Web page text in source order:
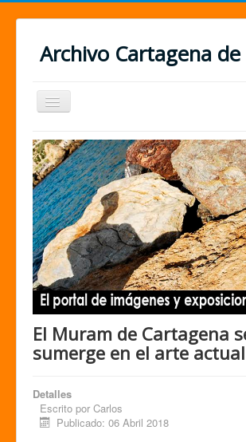
Archivo Cartagena
Cambiar
navegación
El Muram de Cartagena
sumerge en el arte
Detalles
Escrito por Carlos
Publicado: 06 Abril 2018